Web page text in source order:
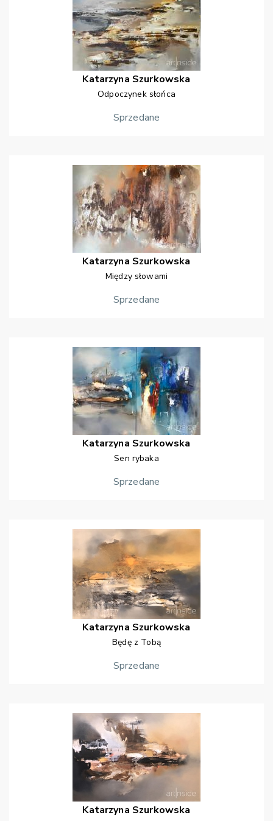
Katarzyna Szurkowska
Odpoczynek słońca
Sprzedane
Katarzyna Szurkowska
Między słowami
Sprzedane
Katarzyna Szurkowska
Sen rybaka
Sprzedane
Katarzyna Szurkowska
Będę z Tobą
Sprzedane
Katarzyna Szurkowska